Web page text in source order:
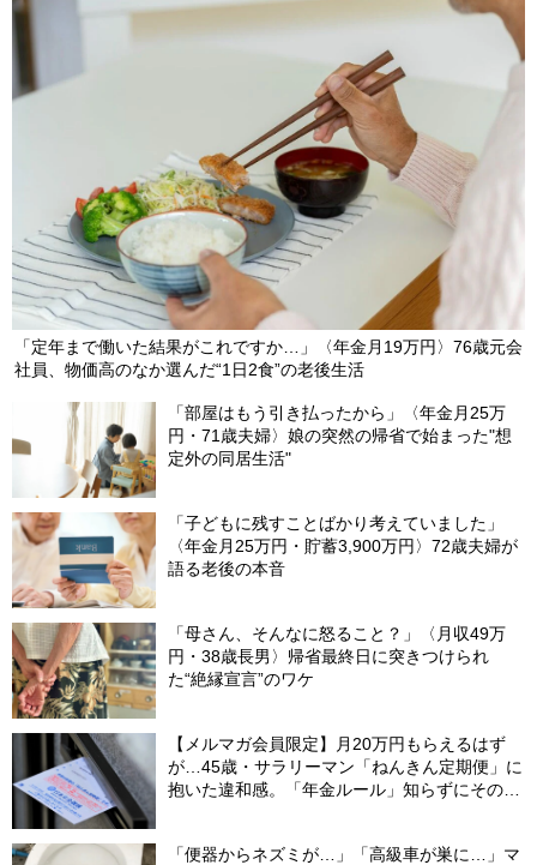
「定年まで働いた結果がこれですか…」〈年金月19万円〉76歳元会
社員、物価高のなか選んだ“1日2食”の老後生活
「部屋はもう引き払ったから」〈年金月25万
円・71歳夫婦〉娘の突然の帰省で始まった"想
定外の同居生活"
「子どもに残すことばかり考えていました」
〈年金月25万円・貯蓄3,900万円〉72歳夫婦が
語る老後の本音
「母さん、そんなに怒ること？」〈月収49万
円・38歳長男〉帰省最終日に突きつけられ
た“絶縁宣言”のワケ
【メルマガ会員限定】月20万円もらえるはず
が…45歳・サラリーマン「ねんきん定期便」に
抱いた違和感。「年金ルール」知らずにそのま
「便器からネズミが…」「高級車が巣に…」マ